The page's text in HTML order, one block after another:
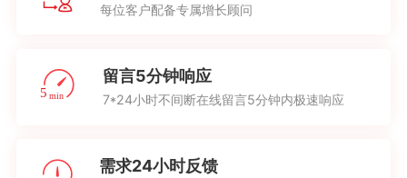
每位客户配备专属增长顾问
留言5分钟响应
7*24小时不间断在线留言5分钟内极速响应
需求24小时反馈